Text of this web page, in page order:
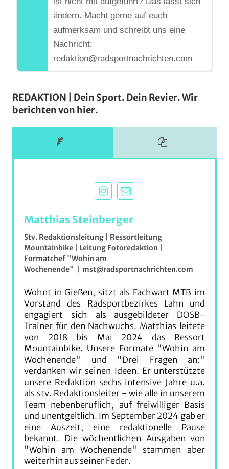
ändern. Macht gerne auf euch
aufmerksam und schreibt uns eine
Nachricht:
redaktion@radsportnachrichten.com
REDAKTION | Dein Sport. Dein Revier. Wir
berichten von hier.
Matthias Steinberger
Stv. Redaktionsleitung | Ressortleitung
Mountainbike | Leitung Fotoredaktion |
Formatchef "Wohin am
Wochenende"
mst@radsportnachrichten.com
Wohnt in Gießen, sitzt als Fachwart MTB im
Vorstand des Radsportbezirkes Lahn und
engagiert sich als ausgebildeter DOSB-
Trainer für den Nachwuchs. Matthias leitete
von 2018 bis Mai 2024 das Ressort
Mountainbike. Unsere Formate "Wohin am
Wochenende" und "Drei Fragen an:"
verdanken wir seinen Ideen. Er unterstützte
unsere Redaktion sechs intensive Jahre u.a.
als stv. Redaktionsleiter - wie alle in unserem
Team nebenberuflich, auf freiwilliger Basis
und unentgeltlich. Im September 2024 gab er
eine Auszeit, eine redaktionelle Pause
bekannt. Die wöchentlichen Ausgaben von
"Wohin am Wochenende" stammen aber
weiterhin aus seiner Feder.